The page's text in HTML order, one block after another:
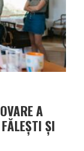
A
ȘI